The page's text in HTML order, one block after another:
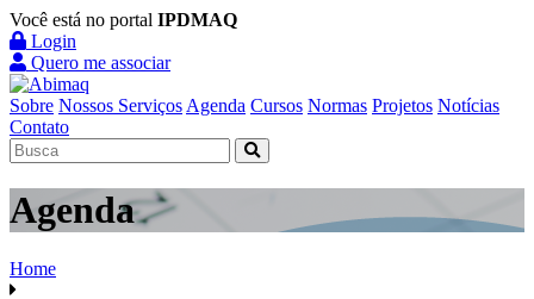
Você está no portal IPDMAQ
Login
Quero me associar
Sobre Nossos Serviços Agenda Cursos Normas Projetos Notícias
Contato
Agenda
Home